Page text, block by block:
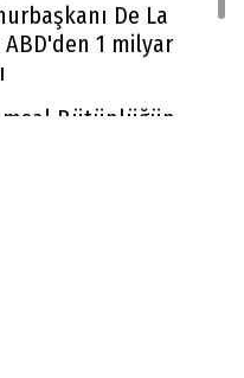
De La
1 milyar
Bütünlüğün